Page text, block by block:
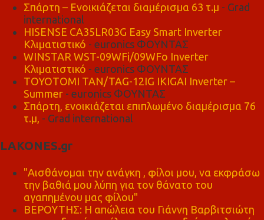
Σπάρτη – Ενοικιάζεται διαμέρισμα 63 τ.μ - Grad
international
HISENSE CA35LR03G Easy Smart Inverter
Κλιματιστικό - euronics ΦΟΥΝΤΑΣ
WINSTAR WST-09WFi/09WFo Inverter
Κλιματιστικό - euronics ΦΟΥΝΤΑΣ
TOYOTOMI TAN/TAG-12IG IKIGAI Inverter –
Summer - euronics ΦΟΥΝΤΑΣ
Σπάρτη, ενοικιάζεται επιπλωμένο διαμέρισμα 76
τ.μ, - Grad international
LAKONES.gr
"Αισθάνομαι την ανάγκη , φίλοι μου, να εκφράσω
την βαθιά μου λύπη για τον θάνατο του
αγαπημένου μας φίλου"
ΒΕΡΟΥΤΗΣ: Η απώλεια του Γιάννη Βαρβιτσιώτη